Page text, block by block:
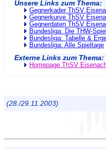
Unsere Links zum Thema:
Gegnerkader ThSV
Gegnerkurve ThSV
Gegnerdaten ThSV
Bundesliga: Die THW-
Bundesliga: Tabelle &
Bundesliga: Alle Spieltage
Externe Links zum Thema:
Homepage ThSV
(28./29.11.2003)